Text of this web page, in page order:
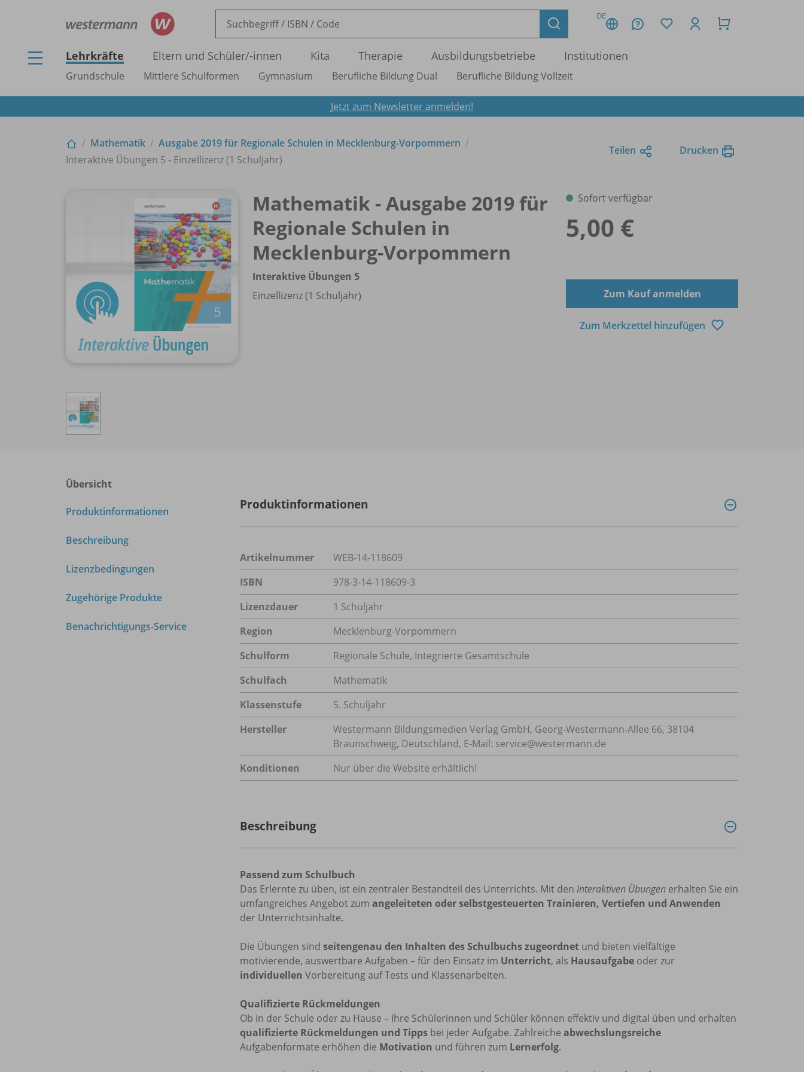
DE
Lehrkräfte Eltern und Schüler/-innen Kita Therapie Ausbildungsbetriebe Institutionen
Grundschule Mittlere Schulformen Gymnasium Berufliche Bildung Dual Berufliche Bildung Vollzeit
Jetzt zum Newsletter anmelden!
Mathematik
Ausgabe 2019 für Regionale Schulen in Mecklenburg-Vorpommern
Interaktive Übungen 5 - Einzellizenz (1 Schuljahr)
Teilen Drucken
Mathematik - Ausgabe 2019 für
Regionale Schulen in
Mecklenburg-Vorpommern
Interaktive Übungen 5
Einzellizenz (1 Schuljahr)
Sofort verfügbar
5,00 €
Zum Kauf anmelden
Zum Merkzettel hinzufügen
Übersicht
Produktinformationen
Beschreibung
Lizenzbedingungen
Zugehörige Produkte
Benachrichtigungs-Service
Produktinformationen
Artikelnummer
WEB-14-118609
ISBN
978-3-14-118609-3
Lizenzdauer
1 Schuljahr
Region
Mecklenburg-Vorpommern
Schulform
Regionale Schule, Integrierte Gesamtschule
Schulfach
Mathematik
Klassenstufe
5. Schuljahr
Hersteller
Westermann Bildungsmedien Verlag GmbH, Georg-Westermann-Allee 66, 38104
Braunschweig, Deutschland, E-Mail: service@westermann.de
Konditionen
Nur über die Website erhältlich!
Beschreibung
Passend zum Schulbuch
Das Erlernte zu üben, ist ein zentraler Bestandteil des Unterrichts. Mit den Interaktiven Übungen erhalten Sie ein
umfangreiches Angebot zum angeleiteten oder selbstgesteuerten Trainieren, Vertiefen und Anwenden
der Unterrichtsinhalte.
Die Übungen sind seitengenau den Inhalten des Schulbuchs zugeordnet und bieten vielfältige
motivierende, auswertbare Aufgaben – für den Einsatz im Unterricht, als Hausaufgabe oder zur
individuellen Vorbereitung auf Tests und Klassenarbeiten.
Qualifizierte Rückmeldungen
Ob in der Schule oder zu Hause – Ihre Schülerinnen und Schüler können effektiv und digital üben und erhalten
qualifizierte Rückmeldungen und Tipps bei jeder Aufgabe. Zahlreiche abwechslungsreiche
Aufgabenformate erhöhen die Motivation und führen zum Lernerfolg.